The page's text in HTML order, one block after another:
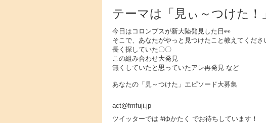
テーマは「見ぃ～つけた！
今日はコロンブスが新大陸発見した日👀
そこで、あなたがやっと見つけたこと教えてくださ
長く探していた〇〇
この組み合わせ大発見
無くしていたと思っていたアレ再発見 など
あなたの「見～つけた」エピソード大募集
act@fmfuji.jp
ツイッターでは #ゆかたく でお待ちしています！